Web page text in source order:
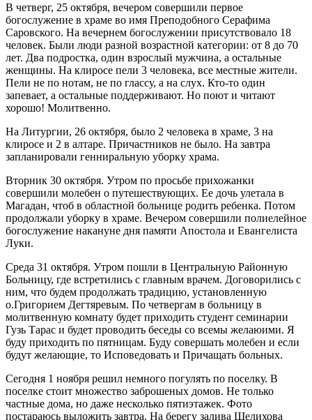
В четверг, 25 октября, вечером совершили первое
богослужение в храме во имя Преподобного Серафима
Саровского. На вечернем богослужении присутствовало 18
человек. Были люди разной возрастной категории: от 8 до 70
лет. Два подростка, один взрослый мужчина, а остальные
женщины. На клиросе пели 3 человека, все местные жители.
Пели не по нотам, не по глассу, а на слух. Кто-то один
запевает, а остальные поддерживают. Но поют и читают
хорошо! Молитвенно.
На Литургии, 26 октября, было 2 человека в храме, 3 на
клиросе и 2 в алтаре. Причастников не было. На завтра
запланировали генниральную уборку храма.
Вторник 30 октября. Утром по просьбе прихожанки
совершили молебен о путешествующих. Ее дочь улетала в
Магадан, чтоб в областной больнице родить ребенка. Потом
продолжали уборку в храме. Вечером совершили полиелейное
богослужение накануне дня памяти Апостола и Евангелиста
Луки.
Среда 31 октября. Утром пошли в Центральную Районную
Больницу, где встретились с главным врачем. Договорились с
ним, что будем продолжать традицию, установленную
о.Григорием Дегтяревым. По четвергам в больницу в
молитвенную комнату будет приходить студент семинарии
Гузь Тарас и будет проводить беседы со всемы желаюими. Я
буду приходить по пятницам. Буду совершать молебен и если
будут желающие, то Исповедовать и Причащать больных.
Сегодня 1 ноября решил немного погулять по поселку. В
поселке стоит множество заброшеных домов. Не только
частные дома, но даже несколько пятиэтажек. Фото
постараюсь выложить завтра. На берегу залива Шелихова